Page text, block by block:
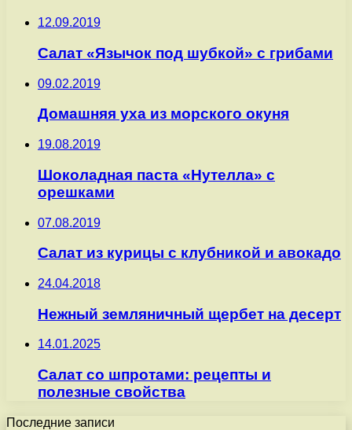
12.09.2019
Салат «Язычок под шубкой» с грибами
09.02.2019
Домашняя уха из морского окуня
19.08.2019
Шоколадная паста «Нутелла» с
орешками
07.08.2019
Салат из курицы с клубникой и авокадо
24.04.2018
Нежный земляничный щербет на десерт
14.01.2025
Салат со шпротами: рецепты и
полезные свойства
Последние записи